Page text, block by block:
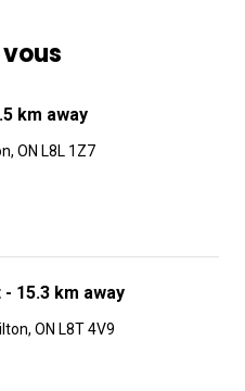
km away
ON L8L 1Z7
- 15.3 km away
ON L8T 4V9